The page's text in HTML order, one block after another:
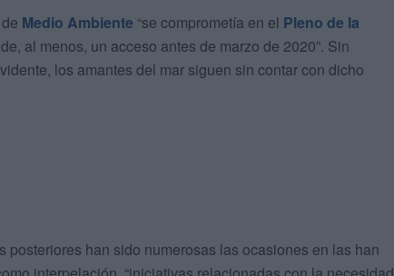
Medio Ambiente “se comprometía en el Pleno de la
al menos, un acceso antes de marzo de 2020”. Sin
los amantes del mar siguen sin contar con dicho
posteriores han sido numerosas las ocasiones en las han